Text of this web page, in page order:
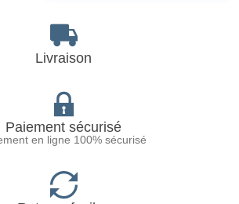
Livraison
Paiement sécurisé
en ligne 100% sécurisé